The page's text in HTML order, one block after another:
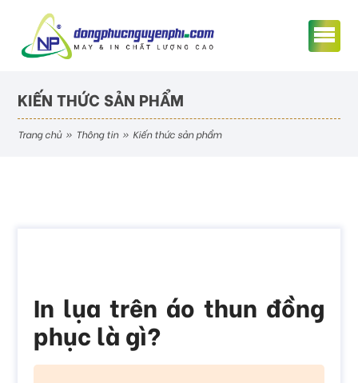
KIẾN THỨC SẢN PHẨM
trang chủ » thông tin » kiến thức sản phẩm
In lụa trên áo thun đồng
phục là gì?